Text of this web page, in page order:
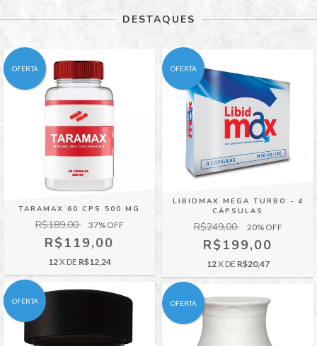
DESTAQUES
OFERTA
TARAMAX 60 CPS 500 MG
R$189,00 37% OFF
R$119,00
12X DE R$12,24
OFERTA
LIBIDMAX MEGA TURBO - 4
CÁPSULAS
R$249,00 20% OFF
R$199,00
12X DE R$20,47
OFERTA OFERTA